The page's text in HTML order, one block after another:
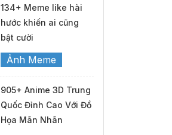
134+ Meme like hài
hước khiến ai cũng
bật cười
Ảnh Meme
905+ Anime 3D Trung
Quốc Đỉnh Cao Với Đồ
Họa Mãn Nhãn